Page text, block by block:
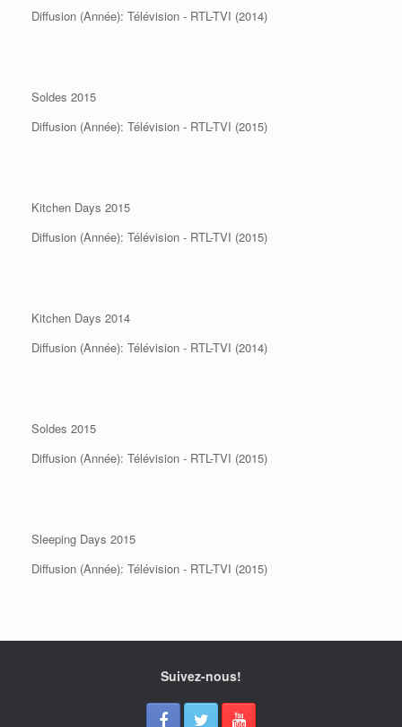
Diffusion (Année): Télévision - RTL-TVI (2014)
Soldes 2015
Diffusion (Année): Télévision - RTL-TVI (2015)
Kitchen Days 2015
Diffusion (Année): Télévision - RTL-TVI (2015)
Kitchen Days 2014
Diffusion (Année): Télévision - RTL-TVI (2014)
Soldes 2015
Diffusion (Année): Télévision - RTL-TVI (2015)
Sleeping Days 2015
Diffusion (Année): Télévision - RTL-TVI (2015)
Suivez-nous!